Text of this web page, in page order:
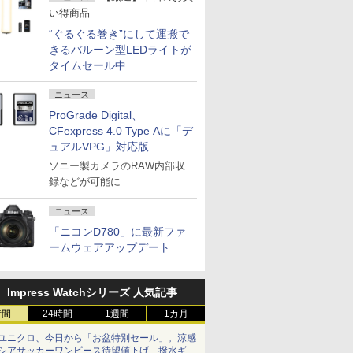
い得商品
“ぐるぐる巻き”にして運搬で
きるバルーン型LEDライトが
タイムセール中
ニュース
ProGrade Digital、
CFexpress 4.0 Type Aに「デ
ュアルVPG」対応版
ソニー製カメラのRAW内部収
録などが可能に
ニュース
「ニコンD780」に最新ファ
ームウェアアップデート
Impress Watchシリーズ 人気記事
24時間 1週間 1カ月
ニクロ、今日から「お盆特別セール」。涼感
アサッカーワンピース待望値下げ、撥水ギア